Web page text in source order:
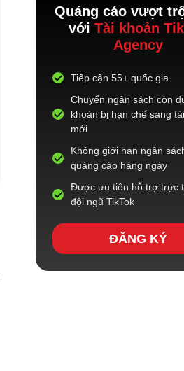
Quảng cáo vượt
với Tài khoản
Agency
Tiếp cận 55+ quốc gia
Chuyển ngân sách còn
khoản bị hạn chế sang
mới
Không giới hạn ngân
quảng cáo hàng ngày
Được ưu tiên hỗ trợ trực
đội ngũ TikTok
ĐĂNG KÝ